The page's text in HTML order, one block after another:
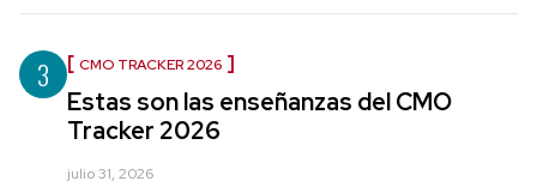
3 CMO TRACKER 2026
Estas son las enseñanzas del CMO
Tracker 2026
julio 31, 2026